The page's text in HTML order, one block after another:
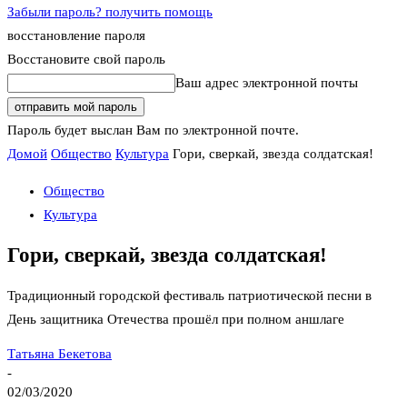
Забыли пароль? получить помощь
восстановление пароля
Восстановите свой пароль
Ваш адрес электронной почты
Пароль будет выслан Вам по электронной почте.
Домой Общество Культура Гори, сверкай, звезда солдатская!
Общество
Культура
Гори, сверкай, звезда солдатская!
Традиционный городской фестиваль патриотической песни в
День защитника Отечества прошёл при полном аншлаге
Татьяна Бекетова
-
02/03/2020